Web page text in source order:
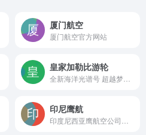
厦门航空
厦门航空官方网站
皇家加勒比游轮
印尼鹰航